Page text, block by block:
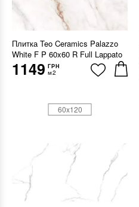
Плитка Teo Ceramics Palazzo
White F P 60x60 R Full Lappato
1149 ГРН
м2
60x120